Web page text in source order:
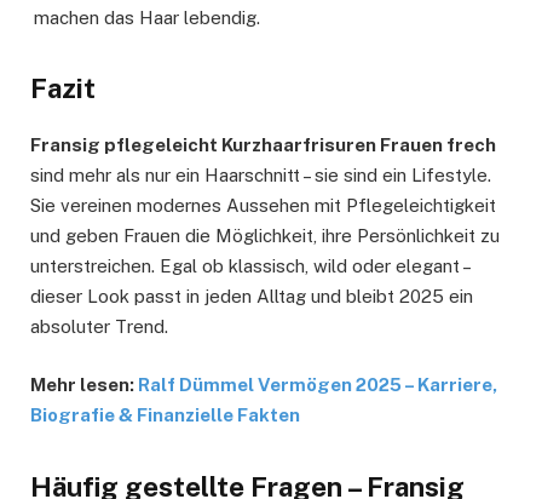
machen das Haar lebendig.
Fazit
Fransig pflegeleicht Kurzhaarfrisuren Frauen frech
sind mehr als nur ein Haarschnitt – sie sind ein Lifestyle.
Sie vereinen modernes Aussehen mit Pflegeleichtigkeit
und geben Frauen die Möglichkeit, ihre Persönlichkeit zu
unterstreichen. Egal ob klassisch, wild oder elegant –
dieser Look passt in jeden Alltag und bleibt 2025 ein
absoluter Trend.
Mehr lesen: Ralf Dümmel Vermögen 2025 – Karriere,
Biografie & Finanzielle Fakten
Häufig gestellte Fragen – Fransig